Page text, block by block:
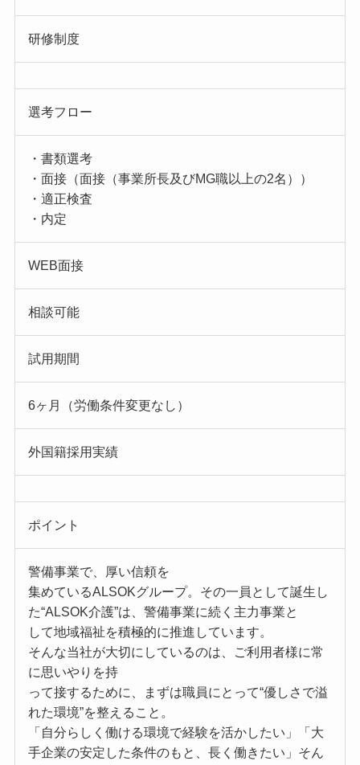
研修制度
選考フロー
・書類選考
・面接（面接（事業所長及びMG職以上の2名））
・適正検査
・内定
WEB面接
相談可能
試用期間
6ヶ月（労働条件変更なし）
外国籍採用実績
ポイント
警備事業で、厚い信頼を
集めているALSOKグループ。その一員として誕生し
た“ALSOK介護”は、警備事業に続く主力事業と
して地域福祉を積極的に推進しています。
そんな当社が大切にしているのは、ご利用者様に常
に思いやりを持
って接するために、まずは職員にとって“優しさで溢
れた環境”を整えること。
「自分らしく働ける環境で経験を活かしたい」「大
手企業の安定した条件のもと、長く働きたい」そん